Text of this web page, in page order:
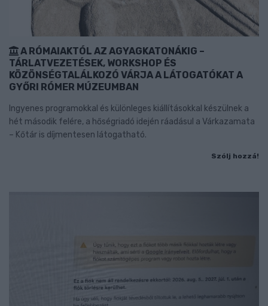
A RÓMAIAKTÓL AZ AGYAGKATONÁKIG –
TÁRLATVEZETÉSEK, WORKSHOP ÉS
KÖZÖNSÉGTALÁLKOZÓ VÁRJA A LÁTOGATÓKAT A
GYŐRI RÓMER MÚZEUMBAN
Ingyenes programokkal és különleges kiállításokkal készülnek a
hét második felére, a hőségriadó idején ráadásul a Várkazamata
– Kőtár is díjmentesen látogatható.
Szólj hozzá!